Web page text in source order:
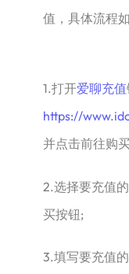
值，具体流程
1.打开爱聊充值
https://
并点击前往购
2.选择要充值
买按钮;
3.填写要充值